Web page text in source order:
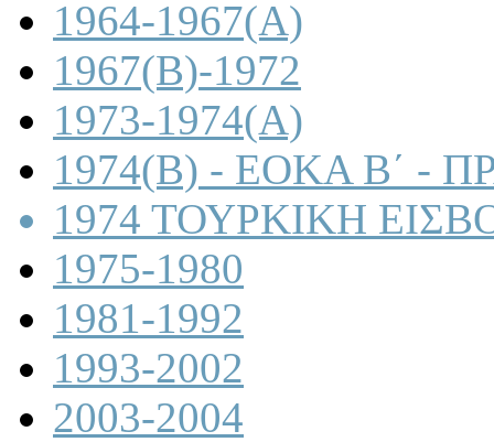
1964-1967(A)
1967(B)-1972
1973-1974(A)
1974(B) - ΕΟΚΑ Β΄ -
1974 ΤΟΥΡΚΙΚΗ
1975-1980
1981-1992
1993-2002
2003-2004